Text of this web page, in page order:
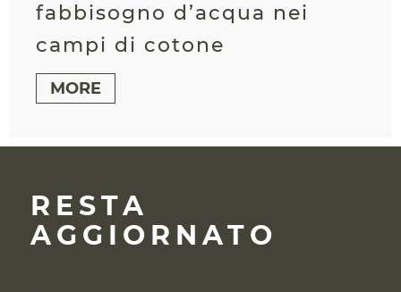
fabbisogno d’acqua nei
campi di cotone
MORE
RESTA
AGGIORNATO